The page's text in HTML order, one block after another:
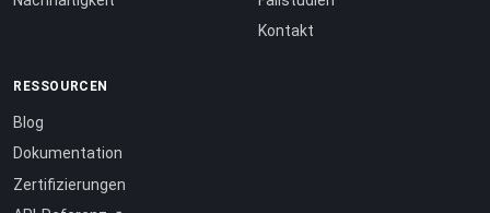
Kontakt
RESSOURCEN
Blog
Dokumentation
Zertifizierungen